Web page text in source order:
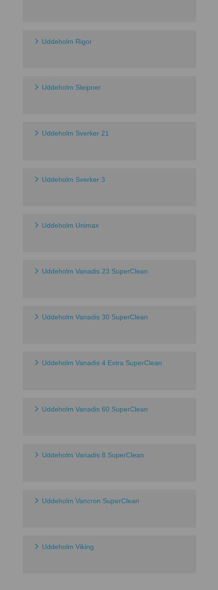
Uddeholm Rigor
Uddeholm Sleipner
Uddeholm Sverker 21
Uddeholm Sverker 3
Uddeholm Unimax
Uddeholm Vanadis 23 SuperClean
Uddeholm Vanadis 30 SuperClean
Uddeholm Vanadis 4 Extra SuperClean
Uddeholm Vanadis 60 SuperClean
Uddeholm Vanadis 8 SuperClean
Uddeholm Vancron SuperClean
Uddeholm Viking